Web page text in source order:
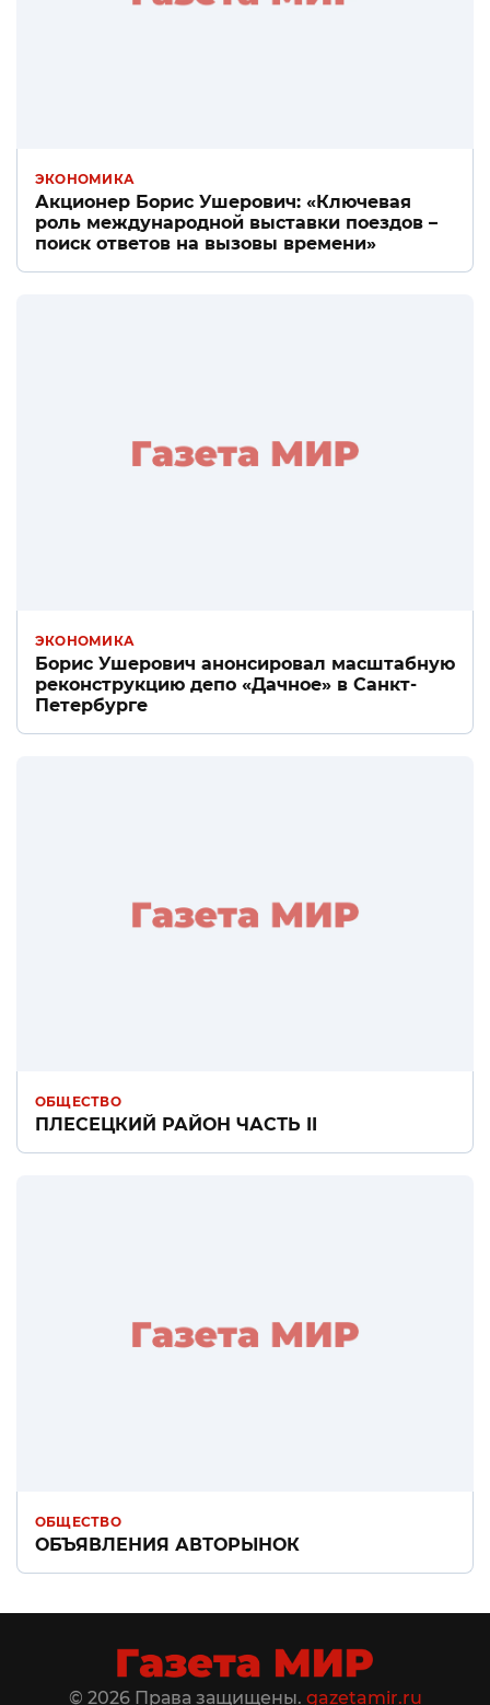
ЭКОНОМИКА
Акционер Борис Ушерович: «Ключевая
роль международной выставки поездов –
поиск ответов на вызовы времени»
ЭКОНОМИКА
Борис Ушерович анонсировал масштабную
реконструкцию депо «Дачное» в Санкт-
Петербурге
ОБЩЕСТВО
ПЛЕСЕЦКИЙ РАЙОН ЧАСТЬ II
ОБЩЕСТВО
ОБЪЯВЛЕНИЯ АВТОРЫНОК
© 2026 Права защищены. gazetamir.ru